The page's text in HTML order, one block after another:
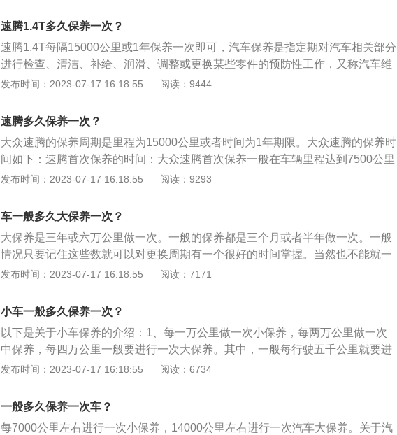
向系统等的保养范围，汽车保养的目的是保持车容整洁，技术状况正常，消除隐
患，预防故障发生，减缓劣化过程，延长使用周期。
速腾1.4T多久保养一次？
速腾1.4T每隔15000公里或1年保养一次即可，汽车保养是指定期对汽车相关部分
进行检查、清洁、补给、润滑、调整或更换某些零件的预防性工作，又称汽车维
护。现代的汽车保养主要包含了对发动机系统、变速箱系统、空调系统、冷却系
车，配备1.4T131马力L4发动机和5挡手动变速箱，发动机最大功率为96KW，最
大扭矩为220NM。
发布时间：2023-07-17 16:18:55 阅读：9444
速腾多久保养一次？
大众速腾的保养周期是里程为15000公里或者时间为1年期限。大众速腾的保养时
间如下：速腾首次保养的时间：大众速腾首次保养一般在车辆里程达到7500公里
进行，最多不能超过10000公里，而且首次保养免费。速腾第二次保养的时间：
保养间隔里程为15000公里或者时间为1年期限。但假如是涡轮增压车型则有所不
同，涡轮增压车型首保为里程达到5000公里进行，第二次保养为10000公里进
行，其后每次保养间隔为10000公里或者1年。
发布时间：2023-07-17 16:18:55 阅读：9293
车一般多久大保养一次？
大保养是三年或六万公里做一次。一般的保养都是三个月或者半年做一次。一般
情况只要记住这些数就可以对更换周期有一个很好的时间掌握。当然也不能就一
直按照这个这个时数去固定，还要根据自己平时的车情况而定。如果三年开不到
1、首先要检查全车的油液，如制动油、防冻液、转向辅助液、变速箱油等。2、
与油液相关的项目也要进行检查，如去除积碳、更换电池、更换火花塞、更换正
时皮带等，这些也要一起进行更换。
发布时间：2023-07-17 16:18:55 阅读：7171
小车一般多久保养一次？
以下是关于小车保养的介绍：1、每一万公里做一次小保养，每两万公里做一次
中保养，每四万公里一般要进行一次大保养。其中，一般每行驶五千公里就要进
行一次空气滤清器的清洁，每行驶一万公里空气滤清器就必须要更换一次。2、
动机能够良好地运转，一般情况下要以两万公里或一年为一个周期来进行燃油滤
清器的更换。
发布时间：2023-07-17 16:18:55 阅读：6734
一般多久保养一次车？
每7000公里左右进行一次小保养，14000公里左右进行一次汽车大保养。关于汽